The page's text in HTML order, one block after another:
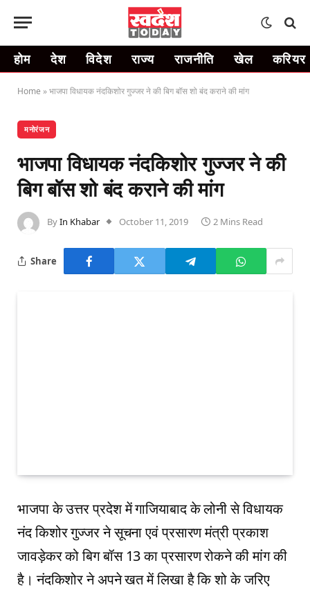
होम देश विदेश राज्य राजनीति खेल करियर
Home »भाजपा विधायक नंदकिशोर गुज्जर ने की बिग बॉस शो बंद कराने की मांग
मनोरंजन
भाजपा विधायक नंदकिशोर गुज्जर ने की
बिग बॉस शो बंद कराने की मांग
ByIn Khabar October 11, 2019 2 Mins Read
Share
भाजपा के उत्तर प्रदेश में गाजियाबाद के लोनी से विधायक
नंद किशोर गुज्जर ने सूचना एवं प्रसारण मंत्री प्रकाश
जावड़ेकर को बिग बॉस 13 का प्रसारण रोकने की मांग की
है। नंदकिशोर ने अपने खत में लिखा है कि शो के जरिए